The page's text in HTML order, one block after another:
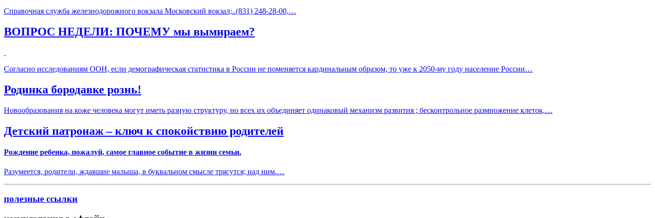
Справочная служба железнодорожного вокзала Московский вокзал;..(831) 248-28-00,…
ВОПРОС НЕДЕЛИ: ПОЧЕМУ мы вымираем?
Согласно исследованиям ООН, если демографическая статистика в России не поменяется кардинальным образом, то уже к 2050-му году население России…
Родинка бородавке рознь!
Новообразования на коже человека могут иметь разную структуру, но всех их объединяет одинаковый механизм развития ; бесконтрольное размножение клеток,…
Детский патронаж – ключ к спокойствию родителей
Рождение ребенка, пожалуй, самое главное событие в жизни семьи.
Разумеется, родители, ждавшие малыша, в буквальном смысле трясутся; над ним.…
полезные ссылки